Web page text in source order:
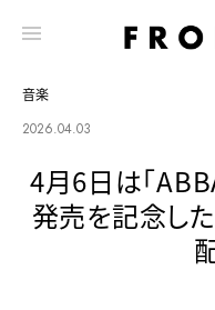
音楽
2026.04.03
4月6日は「
発売を記念し